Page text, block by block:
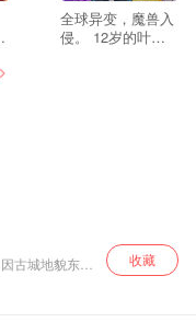
全球异变，魔兽入
侵。 12岁的叶时
雀！ …… 在其他
人为了一只A阶御
兽而努力奋斗的时
古城地貌东西
江南”，塞上
地域广阔，
收藏